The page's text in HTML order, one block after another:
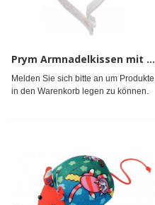
Prym Armnadelkissen mit Spange pflaumenblau/weiß
Melden Sie sich bitte an um Produkte
in den Warenkorb legen zu können.